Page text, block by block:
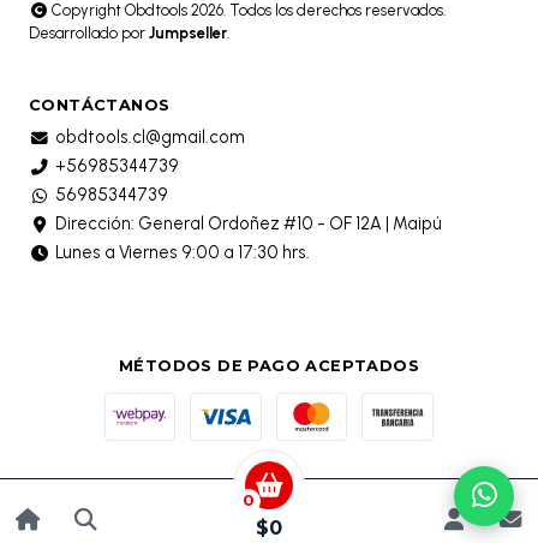
0
$0
Copyright Obdtools 2026. Todos los derechos reservados.
Desarrollado por Jumpseller.
CONTÁCTANOS
obdtools.cl@gmail.com
+56985344739
56985344739
Dirección: General Ordoñez #10 - OF 12A | Maipú
Lunes a Viernes 9:00 a 17:30 hrs.
MÉTODOS DE PAGO ACEPTADOS